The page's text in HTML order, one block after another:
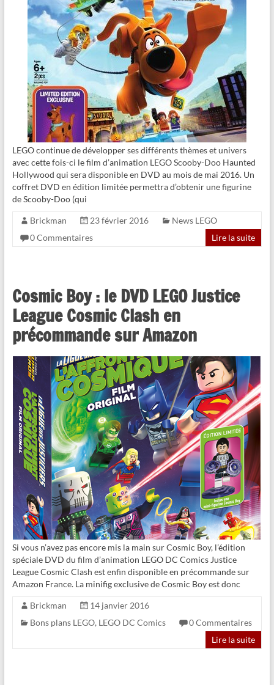
LEGO continue de développer ses différents thèmes et univers
avec cette fois-ci le film d’animation LEGO Scooby-Doo Haunted
Hollywood qui sera disponible en DVD au mois de mai 2016. Un
coffret DVD en édition limitée permettra d’obtenir une figurine
de Scooby-Doo (qui
Brickman 23 février 2016
News LEGO
0 Commentaires
Lire la suite
Cosmic Boy : le DVD LEGO Justice
League Cosmic Clash en
précommande sur Amazon
Si vous n’avez pas encore mis la main sur Cosmic Boy, l’édition
spéciale DVD du film d’animation LEGO DC Comics Justice
League Cosmic Clash est enfin disponible en précommande sur
Amazon France. La minifig exclusive de Cosmic Boy est donc
Brickman
14 janvier 2016
Bons plans LEGO, LEGO DC Comics
0 Commentaires
Lire la suite